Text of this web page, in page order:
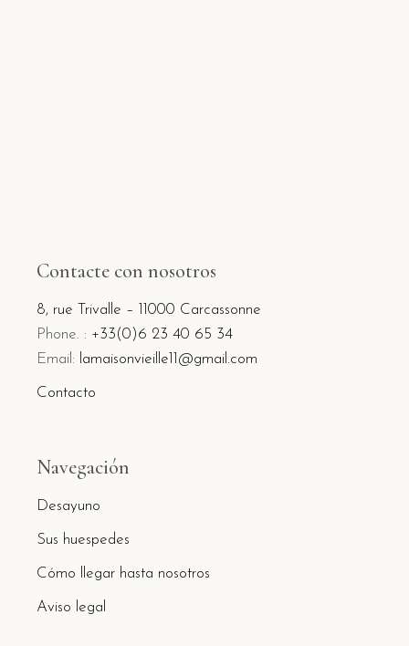
Contacte con nosotros
8, rue Trivalle – 11000 Carcassonne
Phone. : +33(0)6 23 40 65 34
Email: lamaisonvieille11@gmail.com
Contacto
Navegación
Desayuno
Sus huespedes
Cómo llegar hasta nosotros
Aviso legal